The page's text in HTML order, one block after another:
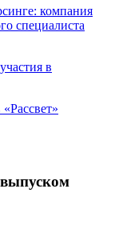
компания
специалиста
в